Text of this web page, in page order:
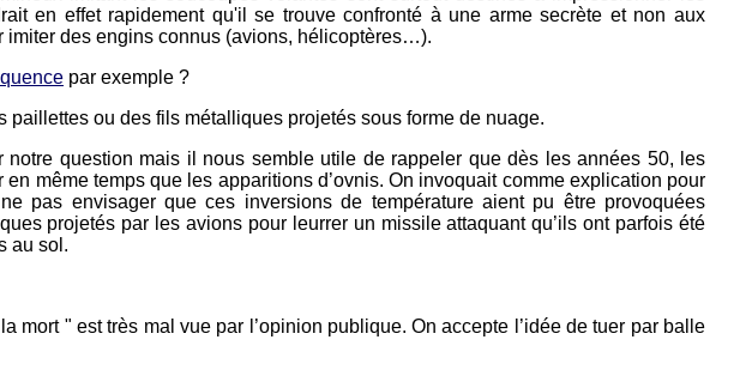
en effet rapidement qu'il se trouve confronté à une arme secrète et non aux
imiter des engins connus (avions, hélicoptères…).
par exemple ?
ou des fils métalliques projetés sous forme de nuage.
question mais il nous semble utile de rappeler que dès les années 50, les
même temps que les apparitions d’ovnis. On invoquait comme explication pour
pas envisager que ces inversions de température aient pu être provoquées
projetés par les avions pour leurrer un missile attaquant qu’ils ont parfois été
au sol.
mort " est très mal vue par l’opinion publique. On accepte l’idée de tuer par balle